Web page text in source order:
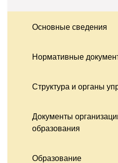
Основные сведения
Нормативные
Структура и органы
Документы
образования
Образование